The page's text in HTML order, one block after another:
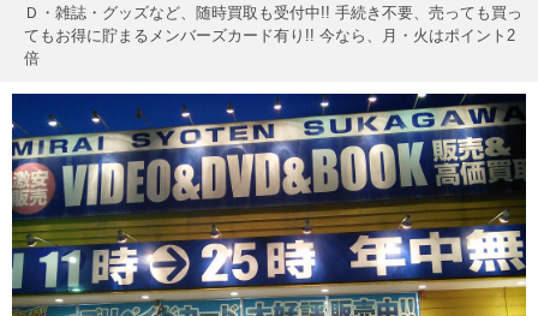
Ｄ・雑誌・グッズなど、随時買取も受付中!! 手続き不要、売っても買っ
てもお得に貯まるメンバーズカード有り!! 今なら、月・火はポイント2
倍